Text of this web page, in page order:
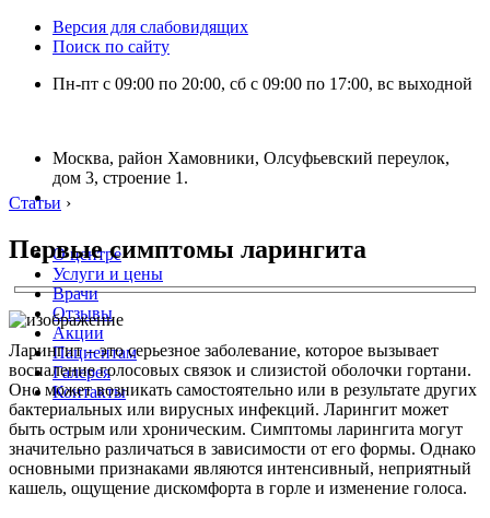
Версия для слабовидящих
Поиск по сайту
Пн-пт с 09:00 по 20:00, сб с 09:00 по 17:00, вс выходной
Москва, район Хамовники, Олсуфьевский переулок,
дом 3, строение 1.
О центре
Услуги и цены
Врачи
Отзывы
Акции
Пациентам
Галерея
Контакты
Статьи ›
Первые симптомы ларингита
Ларингит – это серьезное заболевание, которое вызывает
воспаление голосовых связок и слизистой оболочки гортани.
Оно может возникать самостоятельно или в результате других
бактериальных или вирусных инфекций. Ларингит может
быть острым или хроническим. Симптомы ларингита могут
значительно различаться в зависимости от его формы. Однако
основными признаками являются интенсивный, неприятный
кашель, ощущение дискомфорта в горле и изменение голоса.